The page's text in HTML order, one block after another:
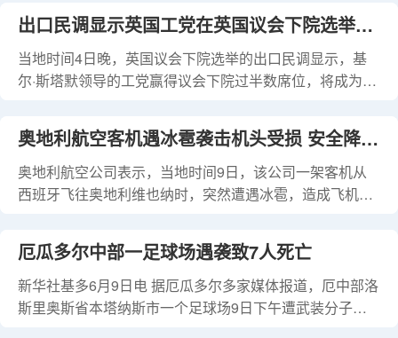
正值北约峰会在美国华盛顿召开，莫迪访俄引发多方关
注。 据塔斯社报道，当地时间8日，普京在位于新奥加廖
沃的总统官邸接待了莫迪。 当晚，普京在官邸与莫迪举行
非正式会谈。俄总统新闻秘书佩斯科夫随后表示，“普京总
谈。根据俄媒披露的内容，双方谈到了两国合作和乌克兰
危机。 普京在会谈中表示，俄印在经贸等领域开展合作，
符合两国人民的利益。俄印在国际
出口民调显示英国工党在英国议会下院选举中
胜出
当地时间4日晚，英国议会下院选举的出口民调显示，基
尔·斯塔默领导的工党赢得议会下院过半数席位，将成为英
位中的410席，保守党获131席，自由民主党获61席，改革
英国党获13席，苏格兰民族党获10席，剩余席位由其他党
派及独立候选人获得。 英国全国共有650个选区，每个选
区选出一名议员进入议会下院。按规定，一个政党若要单
够单独执政，该党领袖斯塔默将受英国国王邀请组阁执
政。 英国议会下院选举投票当地时间4日7时开始，22时结
束。目前选票统计仍
奥地利航空客机遇冰雹袭击机头受损 安全降落
维也纳
奥地利航空公司表示，当地时间9日，该公司一架客机从
西班牙飞往奥地利维也纳时，突然遭遇冰雹，造成飞机机
的话称，事发时在机舱内能听到冰雹敲打飞机机身的声
音。奥地利航空公司表示，飞机最终安全降落在维也纳的
机场，没有乘客受伤，该公司正在对飞机受损情况进行检
查。
厄瓜多尔中部一足球场遇袭致7人死亡
新华社基多6月9日电 据厄瓜多尔多家媒体报道，厄中部洛
斯里奥斯省本塔纳斯市一个足球场9日下午遭武装分子袭